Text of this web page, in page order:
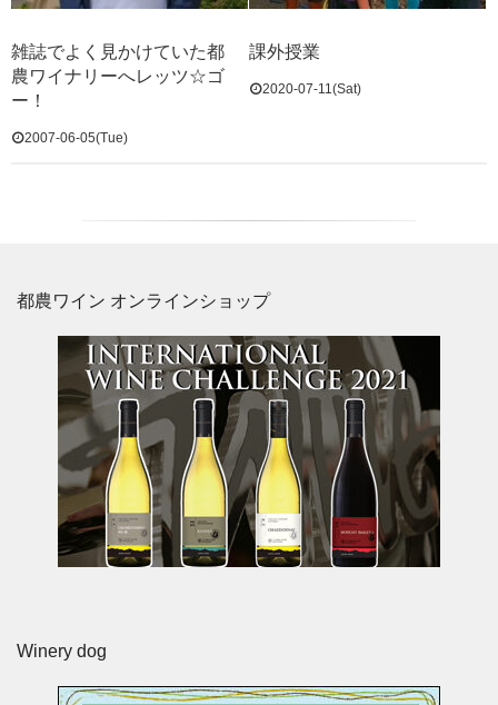
雑誌でよく見かけていた都
農ワイナリーへレッツ☆ゴ
ー！
2007-06-05(Tue)
課外授業
2020-07-11(Sat)
都農ワイン オンラインショップ
Winery dog